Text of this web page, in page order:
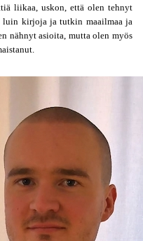
liikaa, uskon, että olen tehnyt
luin kirjoja ja tutkin maailmaa ja
nähnyt asioita, mutta olen myös